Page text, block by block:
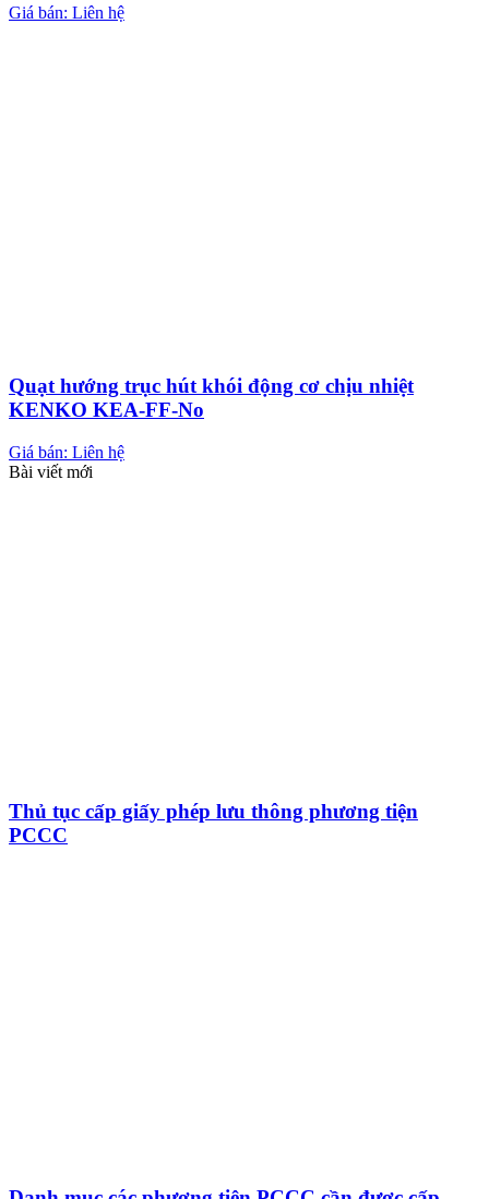
Giá bán: Liên hệ
Quạt hướng trục hút khói động cơ chịu nhiệt
KENKO KEA-FF-No
Giá bán: Liên hệ
Bài viết mới
Thủ tục cấp giấy phép lưu thông phương tiện
PCCC